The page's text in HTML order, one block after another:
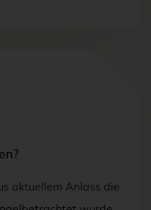
aktuellem Anlass die